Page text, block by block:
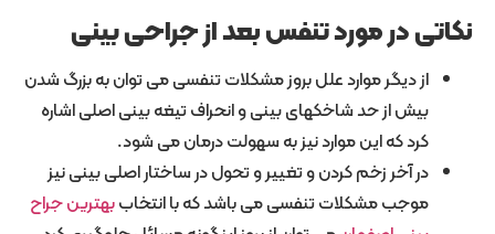
در مورد تنفس بعد از جراحی بینی
دیگر موارد علل بروز مشکلات تنفسی می توان به بزرگ شدن
از حد شاخکهای بینی و انحراف تیغه بینی اصلی اشاره
که این موارد نیز به سهولت درمان می شود.
آخر زخم کردن و تغییر و تحول در ساختار اصلی بینی نیز
مشکلات تنفسی می باشد که با انتخاببهترین جراح